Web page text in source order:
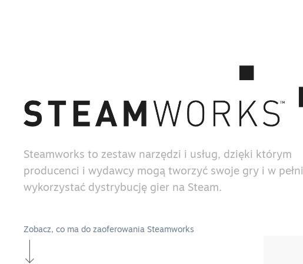
Steamworks to zestaw narzędzi i usług, dzięki którym
producenci i wydawcy mogą tworzyć swoje gry i w pełni
wykorzystać dystrybucję gier na Steam.
Zobacz, co ma do zaoferowania Steamworks